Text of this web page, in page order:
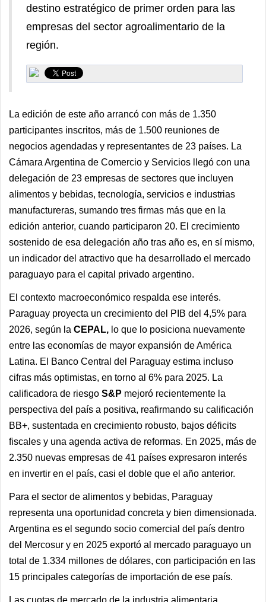
destino estratégico de primer orden para las
empresas del sector agroalimentario de la
región.
La edición de este año arrancó con más de 1.350
participantes inscritos, más de 1.500 reuniones de
negocios agendadas y representantes de 23 países. La
Cámara Argentina de Comercio y Servicios llegó con una
delegación de 23 empresas de sectores que incluyen
alimentos y bebidas, tecnología, servicios e industrias
manufactureras, sumando tres firmas más que en la
edición anterior, cuando participaron 20. El crecimiento
sostenido de esa delegación año tras año es, en sí mismo,
un indicador del atractivo que ha desarrollado el mercado
paraguayo para el capital privado argentino.
El contexto macroeconómico respalda ese interés.
Paraguay proyecta un crecimiento del PIB del 4,5% para
2026, según la CEPAL, lo que lo posiciona nuevamente
entre las economías de mayor expansión de América
Latina. El Banco Central del Paraguay estima incluso
cifras más optimistas, en torno al 6% para 2025. La
calificadora de riesgo S&P mejoró recientemente la
perspectiva del país a positiva, reafirmando su calificación
BB+, sustentada en crecimiento robusto, bajos déficits
fiscales y una agenda activa de reformas. En 2025, más de
2.350 nuevas empresas de 41 países expresaron interés
en invertir en el país, casi el doble que el año anterior.
Para el sector de alimentos y bebidas, Paraguay
representa una oportunidad concreta y bien dimensionada.
Argentina es el segundo socio comercial del país dentro
del Mercosur y en 2025 exportó al mercado paraguayo un
total de 1.334 millones de dólares, con participación en las
15 principales categorías de importación de ese país.
Las cuotas de mercado de la industria alimentaria